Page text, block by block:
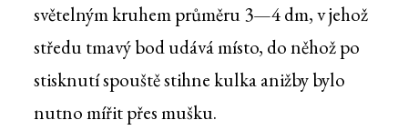
světelným kruhem průměru 3—4 dm, v jehož
středu tmavý bod udává místo, do něhož po
stisknutí spouště stihne kulka anižby bylo
nutno mířit přes mušku.